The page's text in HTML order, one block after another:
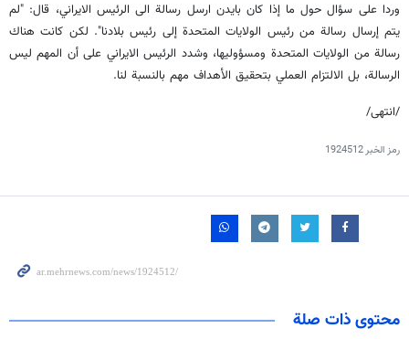
وردا على سؤال حول ما إذا كان بايدن ارسل رسالة الى الرئيس الايراني، قال: "لم
يتم إرسال رسالة من رئيس الولايات المتحدة إلى رئيس بلادنا". لكن كانت هناك
رسالة من الولايات المتحدة ومسؤوليها، وشدد الرئيس الايراني على أن المهم ليس
الرسالة، بل الالتزام العملي بتحقيق الأهداف مهم بالنسبة لنا.
/انتهى/
رمز الخبر1924512
محتوى ذات صلة